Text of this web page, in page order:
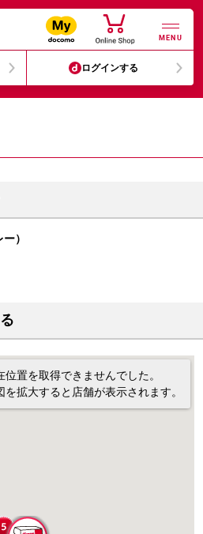
MENU
ログインする
）
位置を取得できませんでした。
を拡大すると店舗が表示されます。